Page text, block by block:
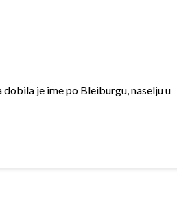
je ime po Bleiburgu, naselju u